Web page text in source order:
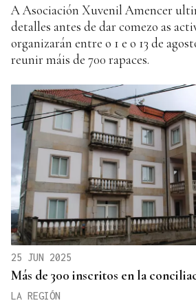
A Asociación Xuvenil Amencer
detalles antes de dar comezo as
organizarán entre o 1 e o 13 de
reunir máis de 700 rapaces.
25 JUN 2025
Más de 300 inscritos en la
LA REGIÓN